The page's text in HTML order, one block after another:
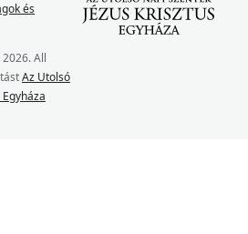
és
All
Az Utolsó